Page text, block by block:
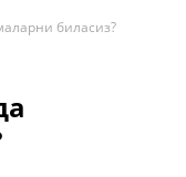
биласиз?